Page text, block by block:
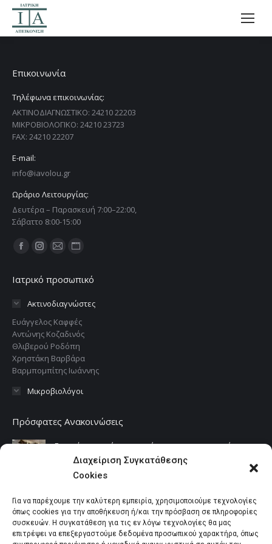
Διαχείριση Συγκατάθεσης
Cookies
Για να παρέχουμε την καλύτερη εμπειρία, χρησιμοποιούμε τεχνολογίες
όπως cookies για την αποθήκευση ή/και την πρόσβαση σε πληροφορίες
συσκευών. Η συγκατάθεση για τις εν λόγω τεχνολογίες θα μας
επιτρέψει να επεξεργαστούμε δεδομένα προσωπικού χαρακτήρα, όπως
Επικοινωνία
Τηλέφωνα επικοινωνίας:
ΑΚΤΙΝΟΔΙΑΓΝΩΣΤΙΚΟ: 24210 22203
ΜΙΚΡΟΒΙΟΛΟΓΙΚΟ: 24210 23723
FAX: 24210 22207
E-mail:
info@iavolou.gr
Ωράριο Λειτουργίας:
Δευτέρα – Παρασκευή 7:00–22:00,
Σάβαττο 8:00-15:00
Find us on:
Ιατρικό προσωπικό
Ακτινοδιαγνώστες
Ευάγγελος Καφφές
Αντώνης Κοζαδινός
Θλιβερού Ροδόπη
Χρηστάκη Βαρβάρα
Βαρμπομπίτης Ιωάννης
Μικροβιολόγοι
Πρόσφατες Ανακοινώσεις
Εγκατάσταση νέου υπερσύγχρονου μαγνητικού
τομογραφου Philips Ingenia 3 Tesla
21 Δεκεμβρίου 2021
Διακοπές των Χριστουγέννων μια περίοδος
ξεγνοιασιάς και χαράς
14 Δεκεμβρίου 2021